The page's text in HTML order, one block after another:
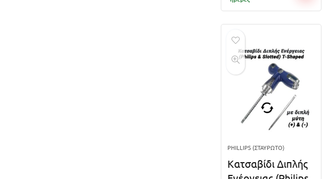
PHILLIPS (ΣΤΑΥΡΩΤΌ)
Κατσαβίδι Διπλής